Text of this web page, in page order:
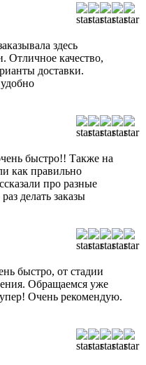
здесь
Отличное качество,
доставки.
быстро!! Также на
как правильно
про разные
делать заказы
быстро, от стадии
Обращаемся уже
Очень рекомендую.